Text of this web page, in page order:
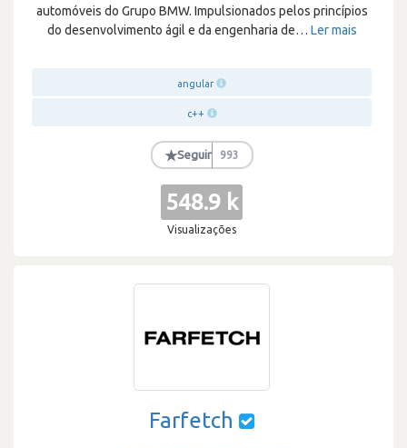
automóveis do Grupo BMW. Impulsionados pelos princípios
do desenvolvimento ágil e da engenharia de… Ler mais
angular
c++
★Seguir 993
548.9 k
Visualizações
Farfetch